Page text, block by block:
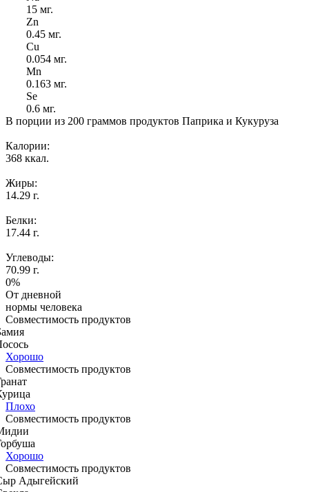
15 мг.
Zn
0.45 мг.
Cu
0.054 мг.
Mn
0.163 мг.
Se
0.6 мг.
В порции из 200 граммов продуктов Паприка и Кукуруза
Калории:
368 ккал.
Жиры:
14.29 г.
Белки:
17.44 г.
Углеводы:
70.99 г.
0%
От дневной
нормы человека
Совместимость продуктов
Хорошо
Совместимость продуктов
Плохо
Совместимость продуктов
Хорошо
Совместимость продуктов
Адыгейский